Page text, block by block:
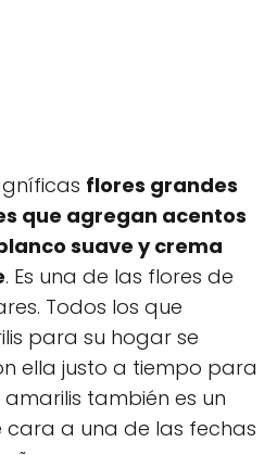
flores grandes
que agregan acentos
suave y crema
. Es una de las flores de
Todos los que
para su hogar se
ella justo a tiempo para
también es un
cara a una de las fechas